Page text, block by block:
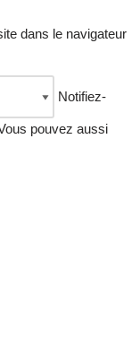
dans le navigateur
Notifiez-
pouvez aussi